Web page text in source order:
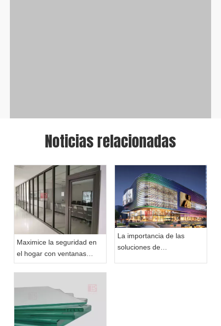
Noticias relacionadas
Maximice la seguridad en
el hogar con ventanas
resistentes al fuego de 1
sobre ventanas resistentes
residencial
La importancia de las
soluciones de